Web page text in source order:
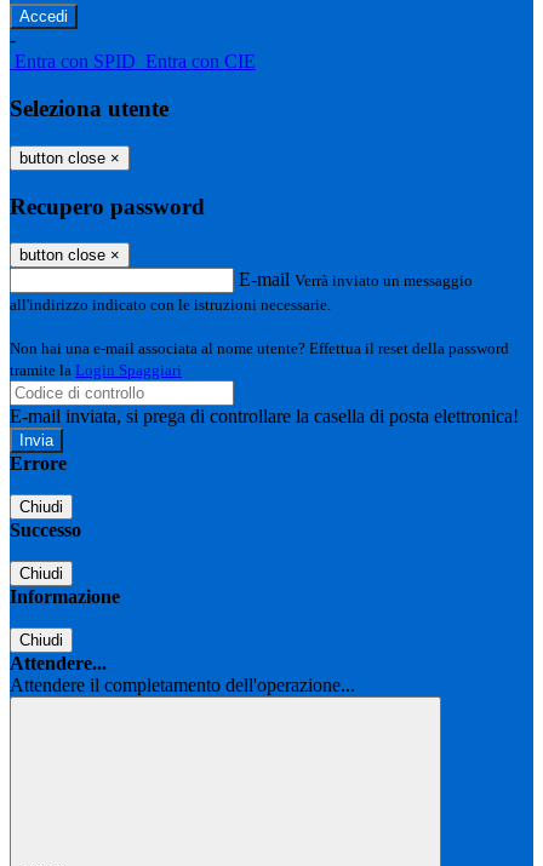
-
Entra con SPID Entra con CIE
Seleziona utente
button close ×
Recupero password
button close ×
E-mail Verrà inviato un messaggio
all'indirizzo indicato con le istruzioni necessarie.
Non hai una e-mail associata al nome utente? Effettua il reset della password
tramite la Login Spaggiari
E-mail inviata, si prega di controllare la casella di posta elettronica!
Errore
Chiudi
Successo
Chiudi
Informazione
Chiudi
Attendere...
Attendere il completamento dell'operazione...